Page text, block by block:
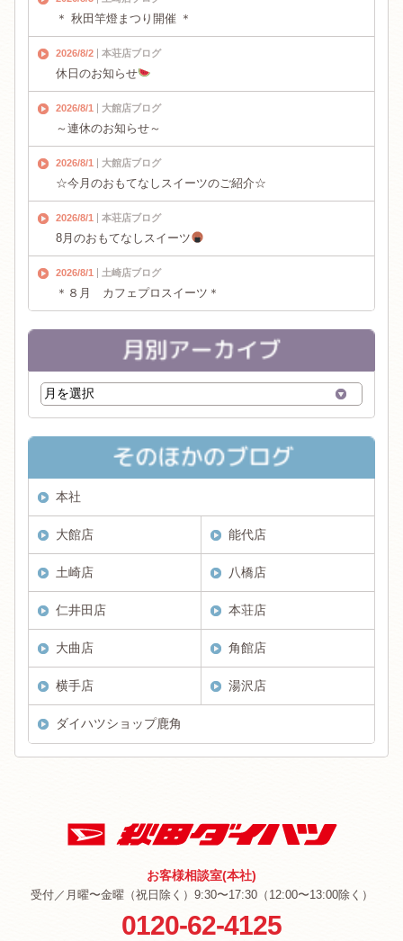
＊ 秋田竿燈まつり開催 ＊
2026/8/2 本荘店ブログ
休日のお知らせ
2026/8/1 大館店ブログ
～連休のお知らせ～
2026/8/1 大館店ブログ
☆今月のおもてなしスイーツのご紹介☆
2026/8/1 本荘店ブログ
8月のおもてなしスイーツ
2026/8/1 土崎店ブログ
＊８月 カフェプロスイーツ＊
本社
大館店 能代店
土崎店 八橋店
仁井田店 本荘店
大曲店 角館店
横手店 湯沢店
ダイハツショップ鹿角
お客様相談室(本社)
受付／月曜〜金曜（祝日除く）9:30〜17:30（12:00〜13:00除く）
0120-62-4125